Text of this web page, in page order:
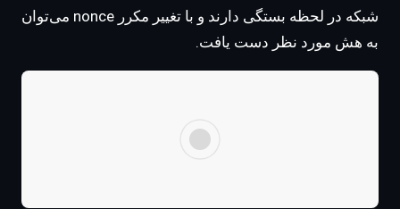
شبکه در لحظه بستگی دارند و با تغییر مکرر nonce می‌توان
به هش مورد نظر دست یافت.